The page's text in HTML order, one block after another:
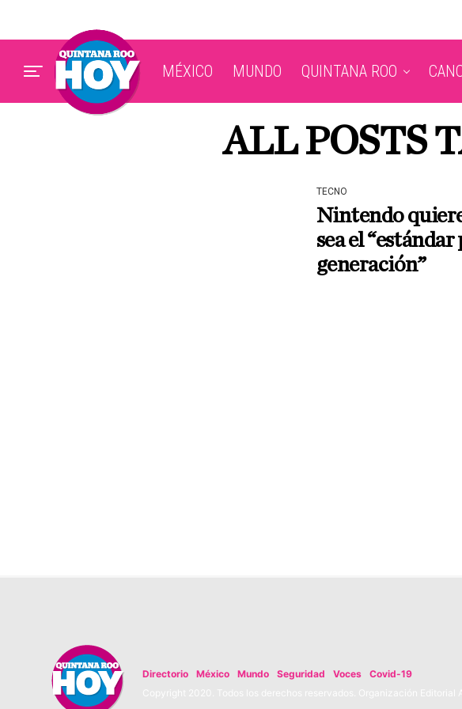
MÉXICO MUNDO QUINTANA ROO
ALL POSTS
TECNO
Nintendo
sea el
generación”
Directorio México Mundo Seguridad Voces
Covid-19